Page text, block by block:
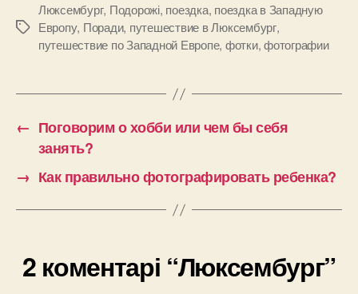
Позначки
Люксембург, Подорожі, поездка, поездка в Западную
Европу, Поради, путешествие в Люксембург,
путешествие по Западной Европе, фотки,фотографии
← Поговорим о хобби или чем бы себя
занять?
→ Как правильно фотографировать ребенка?
2 коментарі “Люксембург”